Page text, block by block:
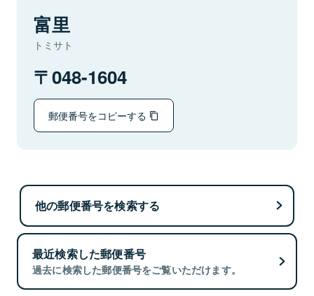
富里
トミサト
048-1604
郵便番号をコピーする
他の郵便番号を検索する
最近検索した郵便番号
過去に検索した郵便番号をご覧いただけます。